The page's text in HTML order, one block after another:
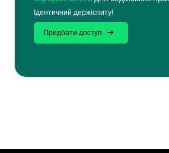
Ідентичний держіспиту!
Придбати доступ